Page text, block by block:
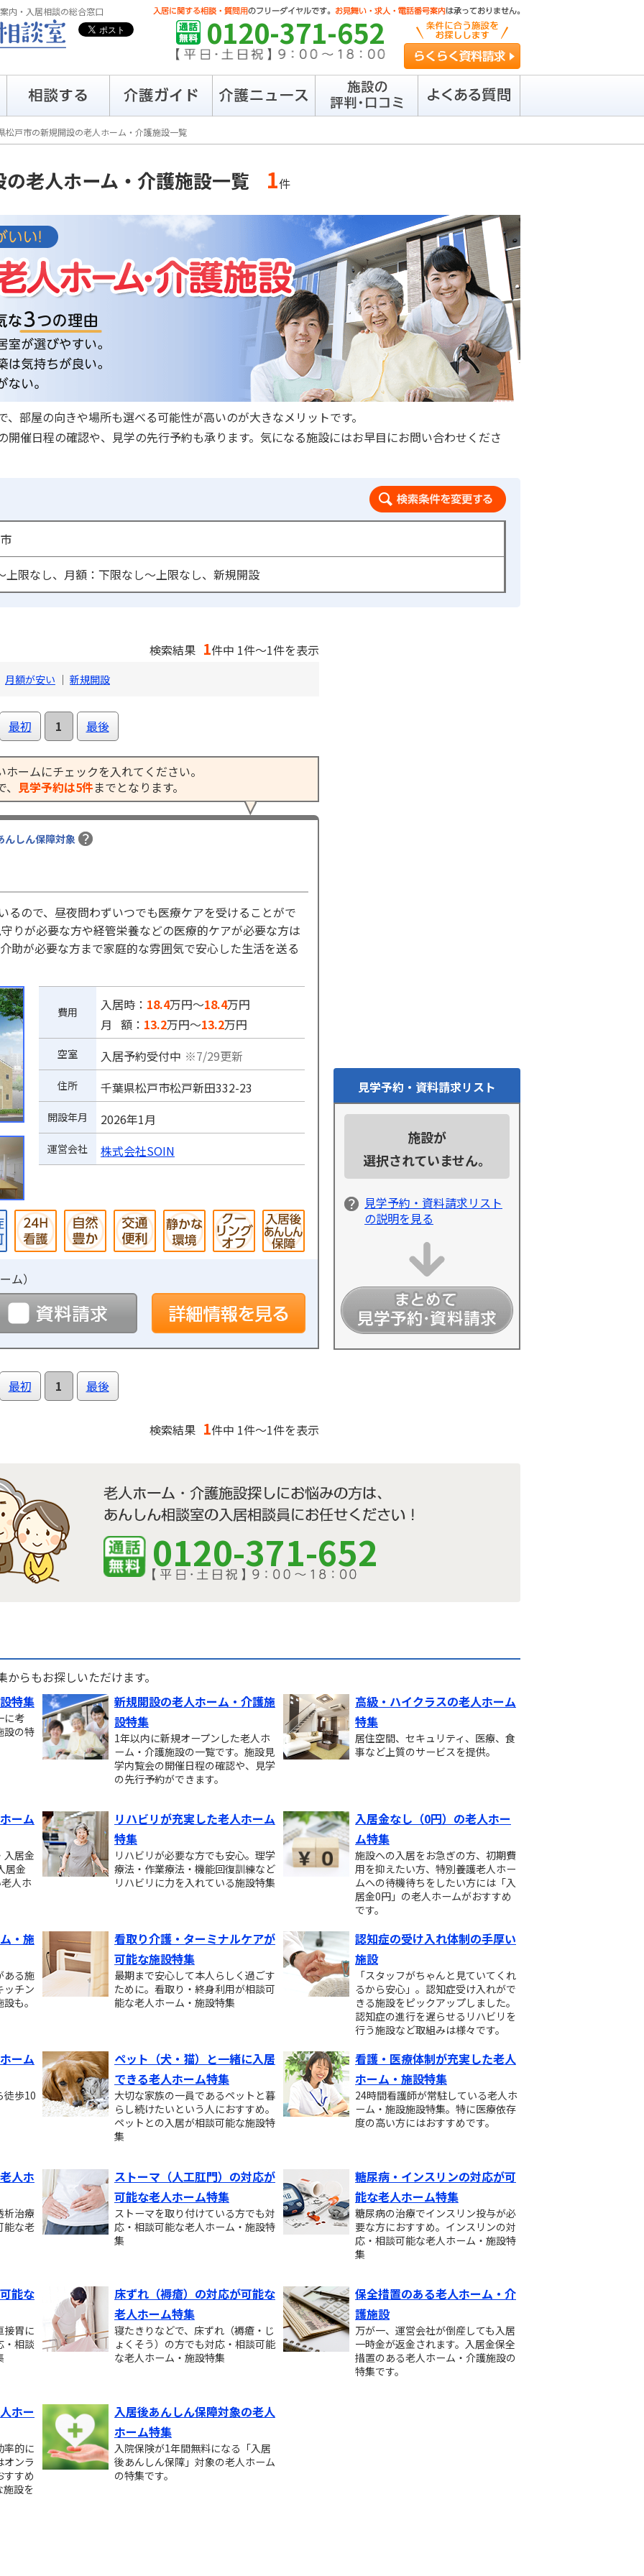
内・入居相談の総合窓口
0120-371-652
松戸市の新規開設の老人ホーム・介護施設一覧
の老人ホーム・介護施設一覧 1件
部屋の向きや場所も選べる可能性が高いのが大きなメリットです。
催日程の確認や、見学の先行予約も承ります。気になる施設にはお早目にお問い合わせくださ
上限なし、月額：下限なし〜上限なし、新規開設
検索結果 1件中 1件～1件を表示
月額が安い ｜ 新規開設
最初 1 最後
ームにチェックを入れてください。
見学予約は5件までとなります。
んしん保障対象
るので、昼夜問わずいつでも医療ケアを受けることがで
りが必要な方や経管栄養などの医療的ケアが必要な方は
助が必要な方まで家庭的な雰囲気で安心した生活を送る
費用 入居時： 18.4万円～18.4万円
月 額： 13.2万円～13.2万円
空室 入居予約受付中 ※7/29更新
住所 千葉県松戸市松戸新田332-23
開設年月 2026年1月
運営会社 株式会社SOIN
ム）
約
資料請求 詳細情報を見る
最初 1 最後
検索結果 1件中 1件～1件を表示
見学予約・資料請求リスト
施設が
選択されていません。
見学予約・資料請求リスト
の説明を見る
0120-371-652
らもお探しいただけます。
特集
に考
設の特
新規開設の老人ホーム・介護施
設特集
1年以内に新規オープンした老人ホ
ーム・介護施設の一覧です。施設見
学内覧会の開催日程の確認や、見学
の先行予約ができます。
高級・ハイクラスの老人ホーム
特集
居住空間、セキュリティ、医療、食
事など上質のサービスを提供。
ーム
入居金
居金
人ホ
リハビリが充実した老人ホーム
特集
リハビリが必要な方でも安心。理学
療法・作業療法・機能回復訓練など
リハビリに力を入れている施設特集
入居金なし（0円）の老人ホー
ム特集
施設への入居をお急ぎの方、初期費
用を抑えたい方、特別養護老人ホー
ムへの待機待ちをしたい方には「入
居金0円」の老人ホームがおすすめ
です。
・施
ある施
ッチン
も。
看取り介護・ターミナルケアが
可能な施設特集
最期まで安心して本人らしく過ごす
ために。看取り・終身利用が相談可
能な老人ホーム・施設特集
認知症の受け入れ体制の手厚い
施設
「スタッフがちゃんと見ていてくれ
るから安心」。認知症受け入れがで
きる施設をピックアップしました。
認知症の進行を遅らせるリハビリを
行う施設など取組みは様々です。
ーム
徒歩10
ペット（犬・猫）と一緒に入居
できる老人ホーム特集
大切な家族の一員であるペットと暮
らし続けたいという人におすすめ。
ペットとの入居が相談可能な施設特
集
看護・医療体制が充実した老人
ホーム・施設特集
24時間看護師が常駐している老人ホ
ーム・施設施設特集。特に医療依存
度の高い方にはおすすめです。
人ホ
析治療
能な老
ストーマ（人工肛門）の対応が
可能な老人ホーム特集
ストーマを取り付けている方でも対
応・相談可能な老人ホーム・施設特
集
糖尿病・インスリンの対応が可
能な老人ホーム特集
糖尿病の治療でインスリン投与が必
要な方におすすめ。インスリンの対
応・相談可能な老人ホーム・施設特
集
能な
接胃に
・相談
床ずれ（褥瘡）の対応が可能な
老人ホーム特集
寝たきりなどで、床ずれ（褥瘡・じ
ょくそう）の方でも対応・相談可能
な老人ホーム・施設特集
保全措置のある老人ホーム・介
護施設
万が一、運営会社が倒産しても入居
一時金が返金されます。入居金保全
措置のある老人ホーム・介護施設の
特集です。
ホー
率的に
オンラ
すすめ
施設を
入居後あんしん保障対象の老人
ホーム特集
入院保険が1年間無料になる「入居
後あんしん保障」対象の老人ホーム
の特集です。